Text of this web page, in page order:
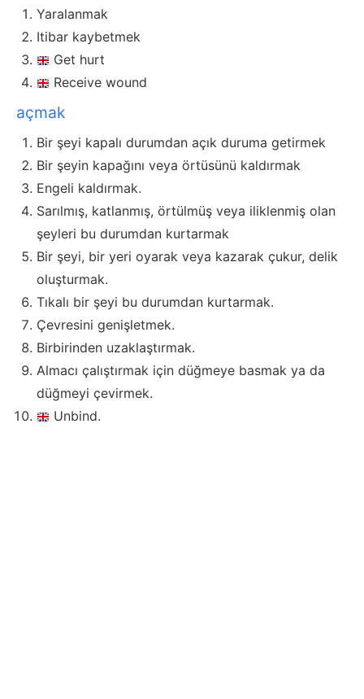
Yaralanmak
Itibar kaybetmek
Get hurt
Receive wound
açmak
Bir şeyi kapalı durumdan açık duruma getirmek
Bir şeyin kapağını veya örtüsünü kaldırmak
Engeli kaldırmak.
Sarılmış, katlanmış, örtülmüş veya iliklenmiş olan
şeyleri bu durumdan kurtarmak
Bir şeyi, bir yeri oyarak veya kazarak çukur, delik
oluşturmak.
Tıkalı bir şeyi bu durumdan kurtarmak.
Çevresini genişletmek.
Birbirinden uzaklaştırmak.
Almacı çalıştırmak için düğmeye basmak ya da
düğmeyi çevirmek.
Unbind.